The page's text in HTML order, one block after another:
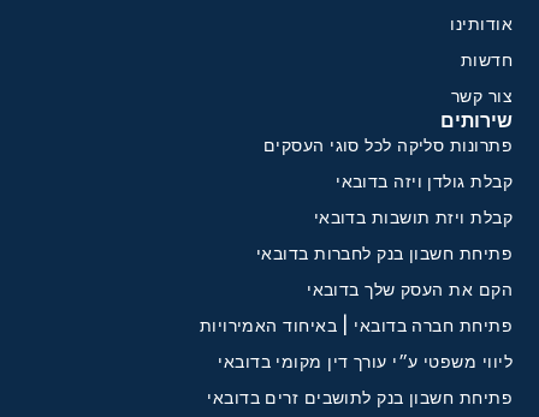
שירותים
פתרונות סליקה לכל סוגי העסקים
קבלת גולדן ויזה בדובאי
קבלת ויזת תושבות בדובאי
פתיחת חשבון בנק לחברות בדובאי
הקם את העסק שלך בדובאי
פתיחת חברה בדובאי | באיחוד האמירויות
ליווי משפטי ע״י עורך דין מקומי בדובאי
פתיחת חשבון בנק לתושבים זרים בדובאי
אודותינו
חדשות
צור קשר